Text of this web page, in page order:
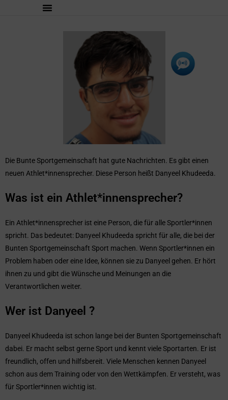
Die Bunte Sportgemeinschaft hat gute Nachrichten. Es gibt einen
neuen Athlet*innensprecher. Diese Person heißt Danyeel Khudeeda.
Was ist ein Athlet*innensprecher?
Ein Athlet*innensprecher ist eine Person, die für alle Sportler*innen
spricht. Das bedeutet: Danyeel Khudeeda spricht für alle, die bei der
Bunten Sportgemeinschaft Sport machen. Wenn Sportler*innen ein
Problem haben oder eine Idee, können sie zu Danyeel gehen. Er hört
ihnen zu und gibt die Wünsche und Meinungen an die
Verantwortlichen weiter.
Wer ist Danyeel ?
Danyeel Khudeeda ist schon lange bei der Bunten Sportgemeinschaft
dabei. Er macht selbst gerne Sport und kennt viele Sportarten. Er ist
freundlich, offen und hilfsbereit. Viele Menschen kennen Danyeel
schon aus dem Training oder von den Wettkämpfen. Er versteht, was
für Sportler*innen wichtig ist.